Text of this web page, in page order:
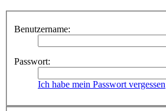
Benutzername:
Passwort:
Ich habe mein Passwort vergessen